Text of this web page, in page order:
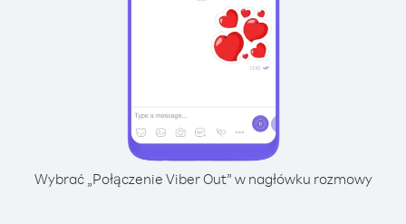
Wybrać „Połączenie Viber Out” w nagłówku rozmowy